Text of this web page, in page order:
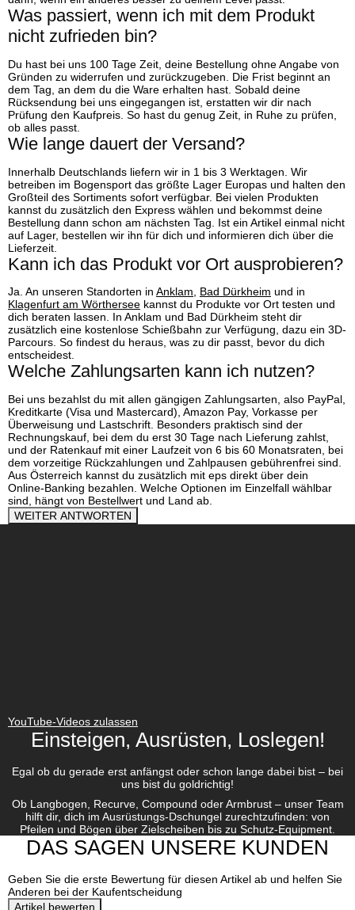
Was passiert, wenn ich mit dem Produkt
nicht zufrieden bin?
Du hast bei uns 100 Tage Zeit, deine Bestellung ohne Angabe von
Gründen zu widerrufen und zurückzugeben. Die Frist beginnt an
dem Tag, an dem du die Ware erhalten hast. Sobald deine
Rücksendung bei uns eingegangen ist, erstatten wir dir nach
Prüfung den Kaufpreis. So hast du genug Zeit, in Ruhe zu prüfen,
ob alles passt.
Wie lange dauert der Versand?
Innerhalb Deutschlands liefern wir in 1 bis 3 Werktagen. Wir
betreiben im Bogensport das größte Lager Europas und halten den
Großteil des Sortiments sofort verfügbar. Bei vielen Produkten
kannst du zusätzlich den Express wählen und bekommst deine
Bestellung dann schon am nächsten Tag. Ist ein Artikel einmal nicht
auf Lager, bestellen wir ihn für dich und informieren dich über die
Lieferzeit.
Kann ich das Produkt vor Ort ausprobieren?
Ja. An unseren Standorten in Anklam, Bad Dürkheim und in
Klagenfurt am Wörthersee kannst du Produkte vor Ort testen und
dich beraten lassen. In Anklam und Bad Dürkheim steht dir
zusätzlich eine kostenlose Schießbahn zur Verfügung, dazu ein 3D-
Parcours. So findest du heraus, was zu dir passt, bevor du dich
entscheidest.
Welche Zahlungsarten kann ich nutzen?
Bei uns bezahlst du mit allen gängigen Zahlungsarten, also PayPal,
Kreditkarte (Visa und Mastercard), Amazon Pay, Vorkasse per
Überweisung und Lastschrift. Besonders praktisch sind der
Rechnungskauf, bei dem du erst 30 Tage nach Lieferung zahlst,
und der Ratenkauf mit einer Laufzeit von 6 bis 60 Monatsraten, bei
dem vorzeitige Rückzahlungen und Zahlpausen gebührenfrei sind.
Aus Österreich kannst du zusätzlich mit eps direkt über dein
Online-Banking bezahlen. Welche Optionen im Einzelfall wählbar
sind, hängt von Bestellwert und Land ab.
WEITER ANTWORTEN
YouTube-Videos zulassen
Einsteigen, Ausrüsten, Loslegen!
Egal ob du gerade erst anfängst oder schon lange dabei bist – bei
uns bist du goldrichtig!
Ob Langbogen, Recurve, Compound oder Armbrust – unser Team
hilft dir, dich im Ausrüstungs-Dschungel zurechtzufinden: von
Pfeilen und Bögen über Zielscheiben bis zu Schutz-Equipment.
DAS SAGEN UNSERE KUNDEN
Geben Sie die erste Bewertung für diesen Artikel ab und helfen Sie
Anderen bei der Kaufentscheidung
Artikel bewerten